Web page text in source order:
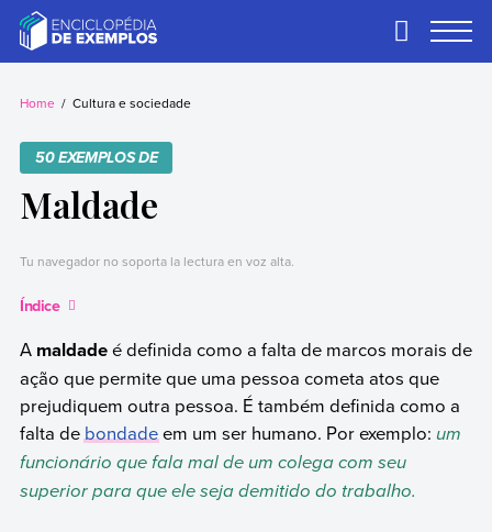
contentExemplos
Precisa de
temos.
Primary
Home Cultura e sociedade
50 EXEMPLOS DE
Maldade
Tu navegador no soporta la lectura en voz alta.
Índice
A maldadeé definida como a falta de marcos morais de
ação que permite que uma pessoa cometa atos que
prejudiquem outra pessoa. É também definida como a
falta debondadeem um ser humano. Por exemplo: um
funcionário que fala mal de um colega com seu
superior para que ele seja demitido do trabalho.